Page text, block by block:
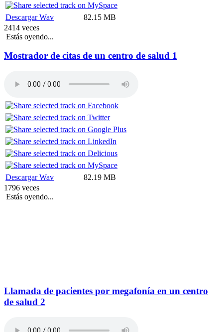
Descargar Wav
82.15 MB
2414 veces
Estás oyendo...
Mostrador de citas de un centro de salud 1
Descargar Wav
82.19 MB
1796 veces
Estás oyendo...
Llamada de pacientes por megafonía en un centro
de salud 2